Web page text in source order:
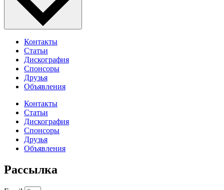
Контакты
Статьи
Дискография
Спонсоры
Друзья
Объявления
Контакты
Статьи
Дискография
Спонсоры
Друзья
Объявления
Рассылка